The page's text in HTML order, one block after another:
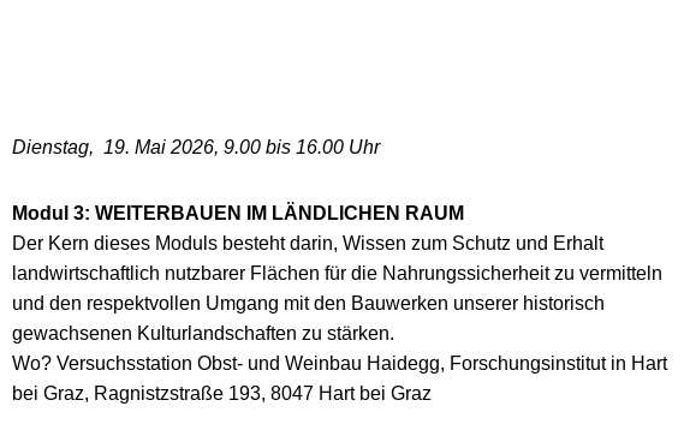
Dienstag, 19. Mai 2026, 9.00 bis 16.00 Uhr
Modul 3: WEITERBAUEN IM LÄNDLICHEN RAUM
Der Kern dieses Moduls besteht darin, Wissen zum Schutz und Erhalt
landwirtschaftlich nutzbarer Flächen für die Nahrungssicherheit zu vermitteln
und den respektvollen Umgang mit den Bauwerken unserer historisch
gewachsenen Kulturlandschaften zu stärken.
Wo? Versuchsstation Obst- und Weinbau Haidegg, Forschungsinstitut in Hart
bei Graz, Ragnistzstraße 193, 8047 Hart bei Graz